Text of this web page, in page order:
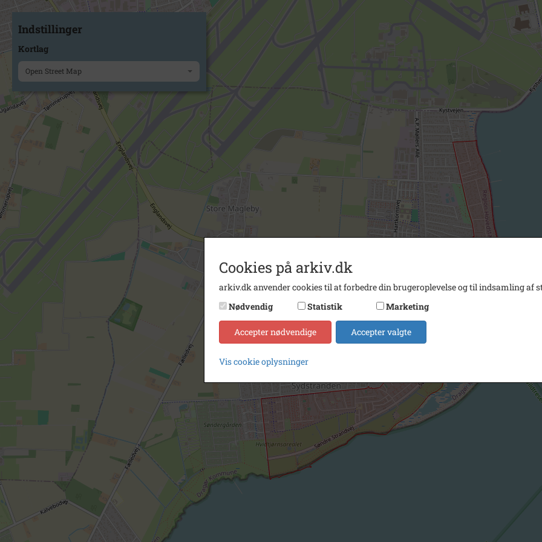
Indstillinger
Kortlag
Open Street Map
Cookies på arkiv.dk
arkiv.dk anvender cookies til at forbedre din brugeroplevelse og til indsamling af
Nødvendig
Statistik Marketing
Accepter nødvendige Accepter valgte
Vis cookie oplysninger